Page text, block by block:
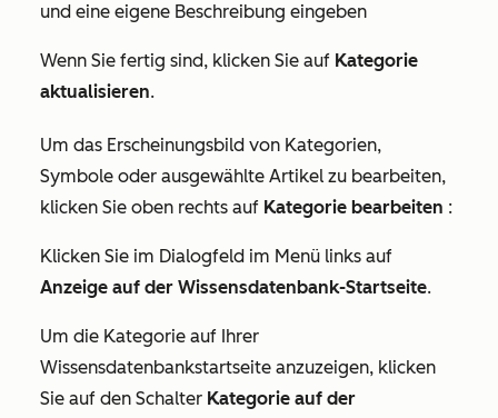
und eine eigene Beschreibung eingeben
Wenn Sie fertig sind, klicken Sie auf Kategorie
aktualisieren.
Um das Erscheinungsbild von Kategorien,
Symbole oder ausgewählte Artikel zu bearbeiten,
klicken Sie oben rechts auf Kategorie bearbeiten :
Klicken Sie im Dialogfeld im Menü links auf
Anzeige auf der Wissensdatenbank-Startseite.
Um die Kategorie auf Ihrer
Wissensdatenbankstartseite anzuzeigen, klicken
Sie auf den Schalter Kategorie auf der